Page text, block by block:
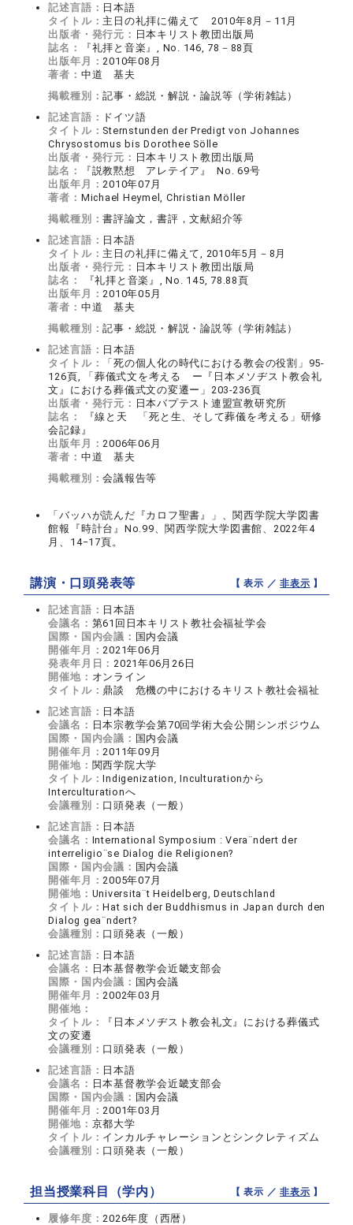
記述言語： 日本語
タイトル： 主日の礼拝に備えて 2010年8月－11月
出版者・発行元： 日本キリスト教団出版局
誌名：
『礼拝と音楽』, No. 146, 78－88頁
出版年月： 2010年08月
著者： 中道 基夫
掲載種別：記事・総説・解説・論説等（学術雑誌）
記述言語： ドイツ語
タイトル： Sternstunden der Predigt von Johannes
Chrysostomus bis Dorothee Sölle
出版者・発行元： 日本キリスト教団出版局
誌名：
『説教黙想 アレテイア』 No. 69号
出版年月： 2010年07月
著者： Michael Heymel, Christian Möller
掲載種別：書評論文，書評，文献紹介等
記述言語： 日本語
タイトル： 主日の礼拝に備えて, 2010年5月－8月
出版者・発行元： 日本キリスト教団出版局
誌名：
『礼拝と音楽』, No. 145, 78.88頁
出版年月： 2010年05月
著者： 中道 基夫
掲載種別：記事・総説・解説・論説等（学術雑誌）
記述言語： 日本語
タイトル：
「死の個人化の時代における教会の役割」95-
126頁, 「葬儀式文を考える ー『日本メソヂスト教会礼
文』における葬儀式文の変遷ー」203-236頁
出版者・発行元： 日本バプテスト連盟宣教研究所
誌名：
『線と天 「死と生、そして葬儀を考える」研修
会記録』
出版年月： 2006年06月
著者： 中道 基夫
掲載種別：会議報告等
「バッハが読んだ『カロフ聖書』」、関西学院大学図書
館報『時計台』No.99、関西学院大学図書館、2022年4
月、14−17頁。
講演・口頭発表等 【 表示 ／非表示 】
記述言語： 日本語
会議名： 第61回日本キリスト教社会福祉学会
国際・国内会議： 国内会議
開催年月： 2021年06月
発表年月日： 2021年06月26日
開催地： オンライン
タイトル： 鼎談 危機の中におけるキリスト教社会福祉
記述言語： 日本語
会議名： 日本宗教学会第70回学術大会公開シンポジウム
国際・国内会議： 国内会議
開催年月： 2011年09月
開催地： 関西学院大学
タイトル：Indigenization, Inculturationから
Interculturationへ
会議種別： 口頭発表（一般）
記述言語： 日本語
会議名： International Symposium : Vera¨ndert der
interreligio¨se Dialog die Religionen?
国際・国内会議： 国内会議
開催年月： 2005年07月
開催地： Universita¨t Heidelberg, Deutschland
タイトル：Hat sich der Buddhismus in Japan durch den
Dialog gea¨ndert?
会議種別： 口頭発表（一般）
記述言語： 日本語
会議名： 日本基督教学会近畿支部会
国際・国内会議： 国内会議
開催年月： 2002年03月
開催地：
タイトル：
『日本メソヂスト教会礼文』における葬儀式
文の変遷
会議種別： 口頭発表（一般）
記述言語： 日本語
会議名： 日本基督教学会近畿支部会
国際・国内会議： 国内会議
開催年月： 2001年03月
開催地： 京都大学
タイトル： インカルチャレーションとシンクレティズム
会議種別： 口頭発表（一般）
担当授業科目（学内） 【 表示 ／非表示 】
履修年度： 2026年度（西暦）